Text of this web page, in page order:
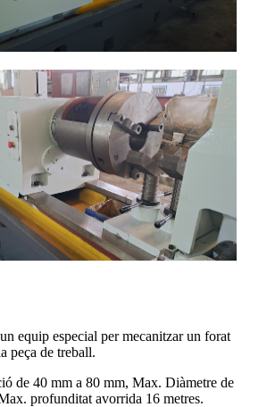
equip especial per mecanitzar un forat
peça de treball.
de 40 mm a 80 mm, Max. Diàmetre de
profunditat avorrida 16 metres.